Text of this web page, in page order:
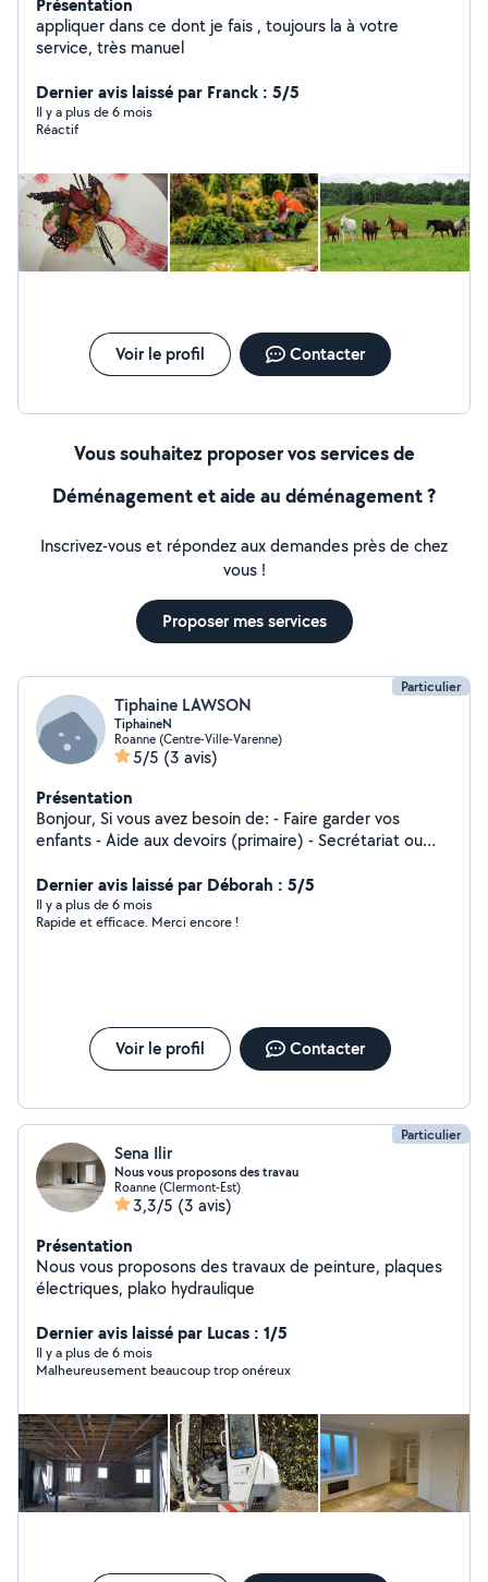
appliquer dans ce dont je fais , toujours la à votre
service, très manuel
Dernier avis laissé par Franck : 5/5
Il y a plus de 6 mois
Réactif
Voir le profil Contacter
Vous souhaitez proposer vos services de
Déménagement et aide au déménagement ?
Inscrivez-vous et répondez aux demandes près de chez
vous !
Proposer mes services
Particulier
Tiphaine LAWSON
TiphaineN
Roanne (Centre-Ville-Varenne)
5/5 (3 avis)
Présentation
Bonjour, Si vous avez besoin de: - Faire garder vos
enfants - Aide aux devoirs (primaire) - Secrétariat ou
Dernier avis laissé par Déborah : 5/5
Il y a plus de 6 mois
Rapide et efficace. Merci encore !
Voir le profil Contacter
Particulier
Sena Ilir
Nous vous proposons des travau
Roanne (Clermont-Est)
3,3/5 (3 avis)
Présentation
Nous vous proposons des travaux de peinture, plaques
électriques, plako hydraulique
Dernier avis laissé par Lucas : 1/5
Il y a plus de 6 mois
Malheureusement beaucoup trop onéreux